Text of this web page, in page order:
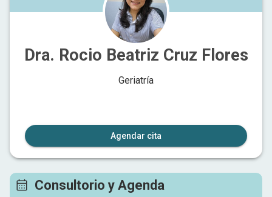
Dra. Rocio Beatriz Cruz Flores
Geriatría
Agendar cita
Consultorio y Agenda